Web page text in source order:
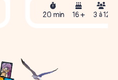
20 min 16 + 3 à 12